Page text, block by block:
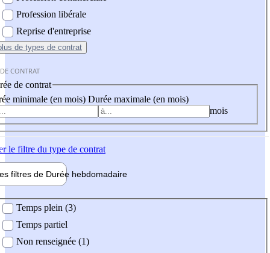
Profession libérale
Reprise d'entreprise
de types de contrat
CONTRAT
de contrat
minimale (en mois) Durée maximale (en mois)
mois
le filtre du type de contrat
filtres de Durée hebdomadaire
Temps plein (3)
Temps partiel
Non renseignée (1)